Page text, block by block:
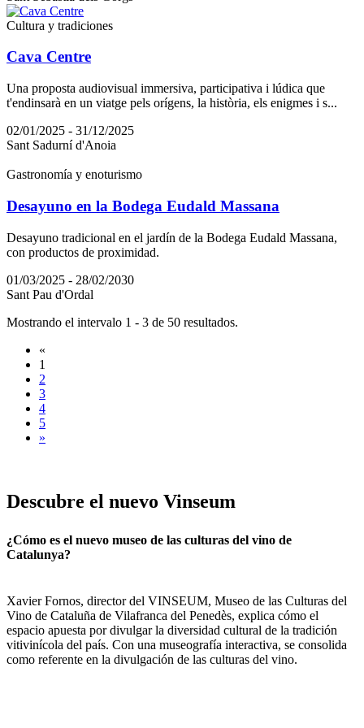
Cultura y tradiciones
Cava Centre
Una proposta audiovisual immersiva, participativa i lúdica que
t'endinsarà en un viatge pels orígens, la història, els enigmes i s...
02/01/2025 - 31/12/2025
Sant Sadurní d'Anoia
Gastronomía y enoturismo
Desayuno en la Bodega Eudald Massana
Desayuno tradicional en el jardín de la Bodega Eudald Massana,
con productos de proximidad.
01/03/2025 - 28/02/2030
Sant Pau d'Ordal
Mostrando el intervalo 1 - 3 de 50 resultados.
«
1
2
3
4
5
»
Descubre el nuevo Vinseum
¿Cómo es el nuevo museo de las culturas del vino de
Catalunya?
Xavier Fornos, director del VINSEUM, Museo de las Culturas del
Vino de Cataluña de Vilafranca del Penedès, explica cómo el
espacio apuesta por divulgar la diversidad cultural de la tradición
vitivinícola del país. Con una museografía interactiva, se consolida
como referente en la divulgación de las culturas del vino.